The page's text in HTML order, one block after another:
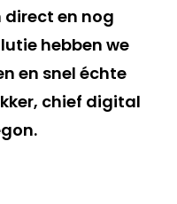
en nog
hebben we
en snel échte
chief digital